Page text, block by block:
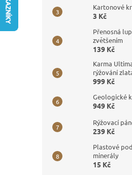
Kartonové
3 Kč
Přenosná
zvětšením
139 Kč
Karma
rýžování
999 Kč
Geologické
949 Kč
Rýžovací
239 Kč
Plastové
minerály
15 Kč